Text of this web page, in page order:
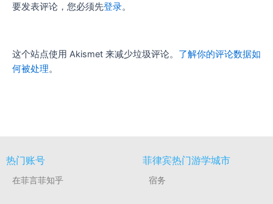
要发表评论，您必须先登录。
这个站点使用 Akismet 来减少垃圾评论。 了解你的评论数据如
何被处理。
热门账号
在菲言菲知乎
菲律宾热门游学城市
宿务